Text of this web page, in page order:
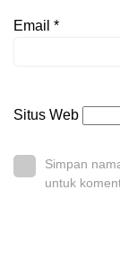
Email *
Situs Web
Simpan
untuk